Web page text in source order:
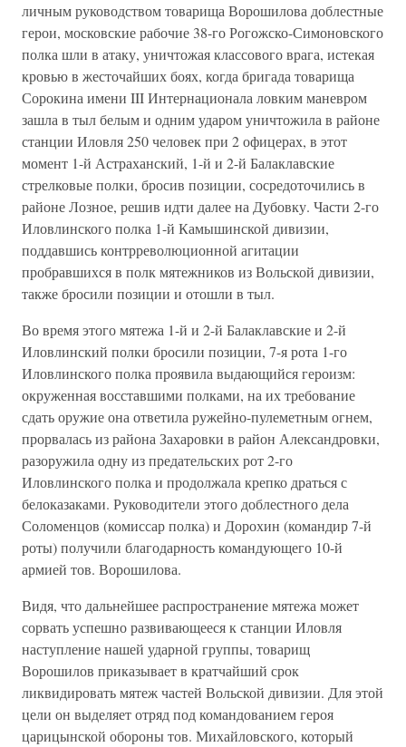
личным руководством товарища Ворошилова доблестные
герои, московские рабочие 38-го Рогожско-Симоновского
полка шли в атаку, уничтожая классового врага, истекая
кровью в жесточайших боях, когда бригада товарища
Сорокина имени III Интернационала ловким маневром
зашла в тыл белым и одним ударом уничтожила в районе
станции Иловля 250 человек при 2 офицерах, в этот
момент 1-й Астраханский, 1-й и 2-й Балаклавские
стрелковые полки, бросив позиции, сосредоточились в
районе Лозное, решив идти далее на Дубовку. Части 2-го
Иловлинского полка 1-й Камышинской дивизии,
поддавшись контрреволюционной агитации
пробравшихся в полк мятежников из Вольской дивизии,
также бросили позиции и отошли в тыл.
Во время этого мятежа 1-й и 2-й Балаклавские и 2-й
Иловлинский полки бросили позиции, 7-я рота 1-го
Иловлинского полка проявила выдающийся героизм:
окруженная восставшими полками, на их требование
сдать оружие она ответила ружейно-пулеметным огнем,
прорвалась из района Захаровки в район Александровки,
разоружила одну из предательских рот 2-го
Иловлинского полка и продолжала крепко драться с
белоказаками. Руководители этого доблестного дела
Соломенцов (комиссар полка) и Дорохин (командир 7-й
роты) получили благодарность командующего 10-й
армией тов. Ворошилова.
Видя, что дальнейшее распространение мятежа может
сорвать успешно развивающееся к станции Иловля
наступление нашей ударной группы, товарищ
Ворошилов приказывает в кратчайший срок
ликвидировать мятеж частей Вольской дивизии. Для этой
цели он выделяет отряд под командованием героя
царицынской обороны тов. Михайловского, который